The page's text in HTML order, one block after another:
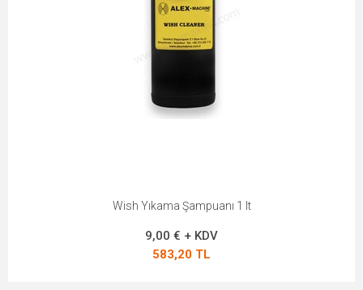
Wish Yıkama Şampuanı 1 lt
9,00 € + KDV
583,20 TL